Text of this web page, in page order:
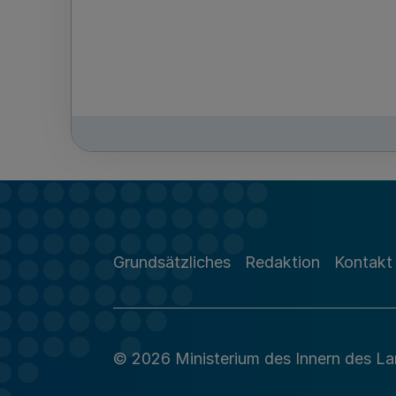
Grundsätzliches Redaktion Kontakt
© 2026 Ministerium des Innern des